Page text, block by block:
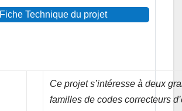
Fiche Technique du projet
Ce projet s’intéresse à deux
familles de codes correcteurs